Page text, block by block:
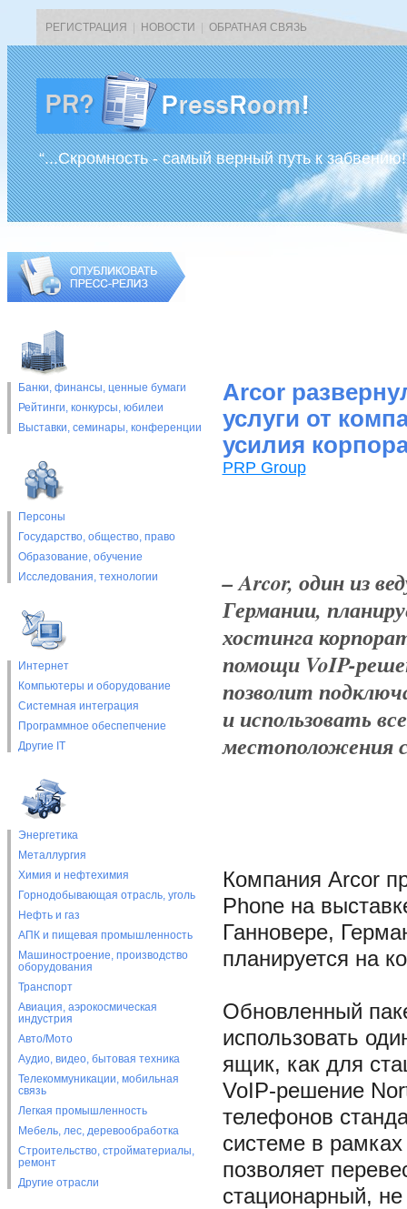
РЕГИСТРАЦИЯ НОВОСТИ ОБРАТНАЯ СВЯЗЬ
“...Скромность - самый верный путь к
Банки, финансы, ценные бумаги
Рейтинги, конкурсы, юбилеи
Выставки, cеминары, конференции
Персоны
Государство, общество, право
Образование, обучение
Исследования, технологии
Интернет
Компьютеры и оборудование
Системная интеграция
Программное обеспепчение
Другие IT
Энергетика
Металлургия
Химия и нефтехимия
Горнодобывающая отрасль, уголь
Нефть и газ
АПК и пищевая промышленность
Машиностроение, производство
оборудования
Транспорт
Авиация, аэрокосмическая
индустрия
Авто/Мото
Аудио, видео, бытовая техника
Телекоммуникации, мобильная
связь
Легкая промышленность
Мебель, лес, деревообработка
Строительство, стройматериалы,
ремонт
Другие отрасли
Arcor
услуги от
усилия
PRP Group
– Arcor, один из
Германии,
хостинга
помощи VoIP-
позволит
и использовать
местоположения
Компания Arcor
Phone на
Ганновере,
планируется на
Обновленный
использовать
ящик, как для
VoIP-решение
телефонов
системе в
позволяет
стационарный,